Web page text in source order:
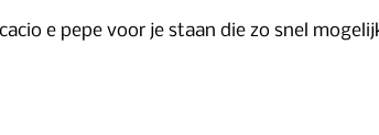
e pepe voor je staan die zo snel